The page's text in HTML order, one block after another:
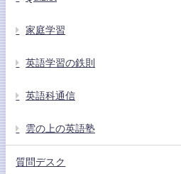
家庭学習
英語学習の鉄則
英語科通信
雲の上の英語塾
質問デスク